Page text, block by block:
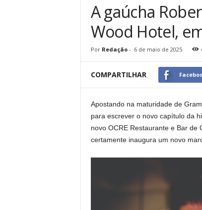
A gaúcha
Wood Hotel,
Por Redação- 6 de maio de 2025
COMPARTILHAR
Apostando na maturidade de
para escrever o novo capítulo da
novo OCRE Restaurante e Bar
certamente inaugura um novo